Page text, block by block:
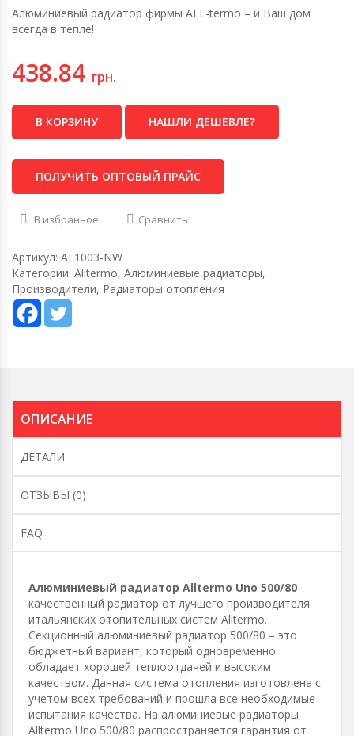
Алюминиевый радиатор фирмы ALL-termo – и Ваш дом
всегда в тепле!
438.84 грн.
В КОРЗИНУ НАШЛИ ДЕШЕВЛЕ?
ПОЛУЧИТЬ ОПТОВЫЙ ПРАЙС
В избранное Сравнить
Артикул: AL1003-NW
Категории: Alltermo, Алюминиевые радиаторы,
Производители, Радиаторы отопления
ОПИСАНИЕ
ДЕТАЛИ
ОТЗЫВЫ (0)
FAQ
Алюминиевый радиатор Alltermo Uno 500/80 –
качественный радиатор от лучшего производителя
итальянских отопительных систем Alltermo.
Секционный алюминиевый радиатор 500/80 – это
бюджетный вариант, который одновременно
обладает хорошей теплоотдачей и высоким
качеством. Данная система отопления изготовлена с
учетом всех требований и прошла все необходимые
испытания качества. На алюминиевые радиаторы
Alltermo Uno 500/80 распространяется гарантия от